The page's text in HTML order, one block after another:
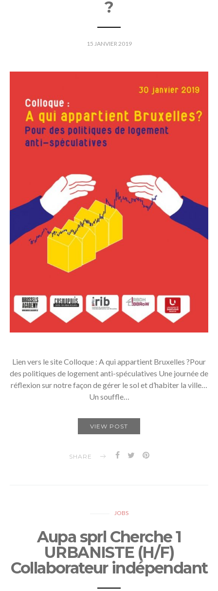
?
15 JANVIER 2019
Lien vers le site Colloque : A qui appartient Bruxelles ?Pour
des politiques de logement anti-spéculatives Une journée de
réflexion sur notre façon de gérer le sol et d’habiter la ville…
Un souffle…
VIEW POST
SHARE
JOBS
Aupa sprl Cherche 1
URBANISTE (H/F)
Collaborateur indépendant